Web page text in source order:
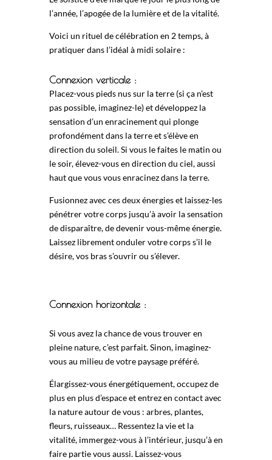
l’année, l’apogée de la lumière et de la vitalité.
Voici un rituel de célébration en 2 temps, à
pratiquer dans l’idéal à midi solaire :
Connexion verticale :
Placez-vous pieds nus sur la terre (si ça n’est
pas possible, imaginez-le) et développez la
sensation d’un enracinement qui plonge
profondément dans la terre et s’élève en
direction du soleil. Si vous le faites le matin ou
le soir, élevez-vous en direction du ciel, aussi
haut que vous vous enracinez dans la terre.
Fusionnez avec ces deux énergies et laissez-les
pénétrer votre corps jusqu’à avoir la sensation
de disparaître, de devenir vous-même énergie.
Laissez librement onduler votre corps s’il le
désire, vos bras s’ouvrir ou s’élever.
Connexion horizontale :
Si vous avez la chance de vous trouver en
pleine nature, c’est parfait. Sinon, imaginez-
vous au milieu de votre paysage préféré.
Élargissez-vous énergétiquement, occupez de
plus en plus d’espace et entrez en contact avec
la nature autour de vous : arbres, plantes,
fleurs, ruisseaux… Ressentez la vie et la
vitalité, immergez-vous à l’intérieur, jusqu’à en
faire partie vous aussi. Laissez-vous